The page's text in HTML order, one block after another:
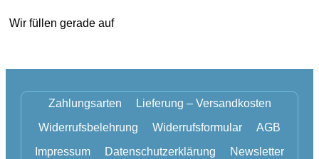
Wir füllen gerade auf
Zahlungsarten
Lieferung – Versandkosten
Widerrufsbelehrung
Widerrufsformular
AGB
Impressum
Datenschutzerklärung
Newsletter